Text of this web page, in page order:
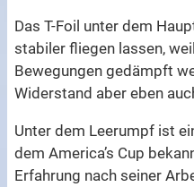
Das T-Foil unter dem
stabiler fliegen lassen,
Bewegungen gedämpft
Widerstand aber eben
Unter dem Leerumpf ist
dem America’s Cup
Erfahrung nach seiner